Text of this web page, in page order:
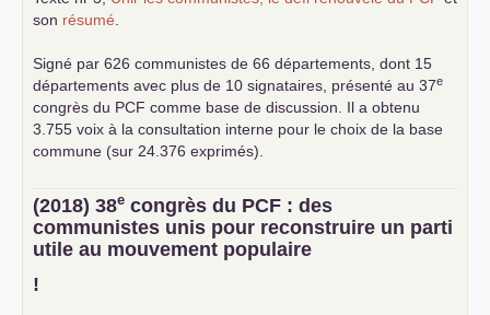
son résumé
Signé par 626 communistes de 66 départements, dont 15
départements avec plus de 10 signataires, présenté au 37e
congrès du PCF comme base de discussion. Il a obtenu
3.755 voix à la consultation interne pour le choix de la base
commune (sur 24.376 exprimés).
(2018) 38e congrès du PCF : des
communistes unis pour reconstruire un parti
utile au mouvement populaire
!